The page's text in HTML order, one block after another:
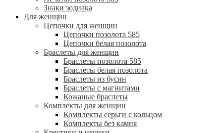
Знаки зодиака
Для женщин
Цепочки для женщин
Цепочки позолота 585
Цепочки белая позолота
Браслеты для женщин
Браслеты позолота 585
Браслеты белая позолота
Браслеты из бусин
Браслеты с магнитами
Кожаные браслеты
Комплекты для женщин
Комплекты серьги с кольцом
Комплекты без камня